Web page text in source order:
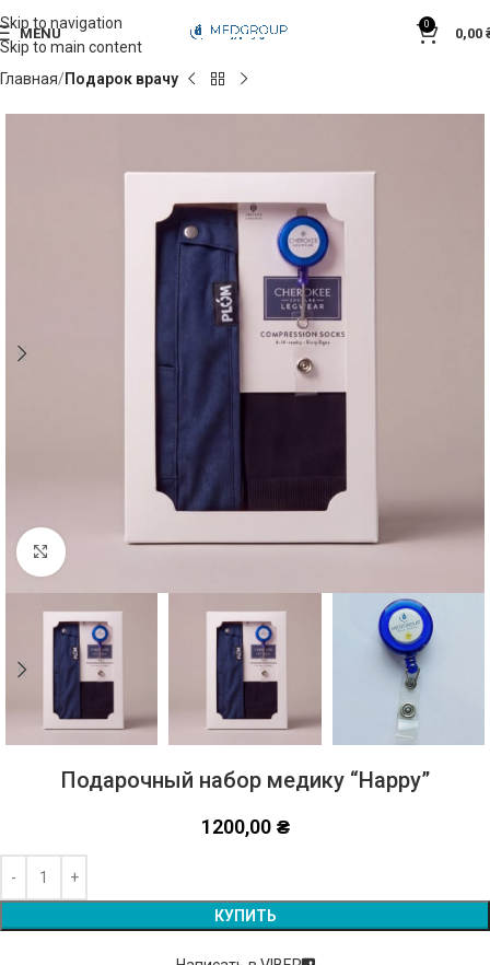
Skip to navigation
Skip to main content
MENU
0
0,00
Главная Подарок врачу
Click to enlarge
Подарочный набор медику “Happy”
1200,00 ₴
КУПИТЬ